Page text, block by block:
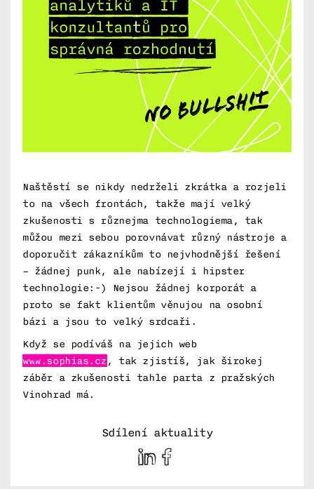
Naštěstí se nikdy nedrželi zkrátka a rozjeli
to na všech frontách, takže mají velký
zkušenosti s různejma technologiema, tak
můžou mezi sebou porovnávat různý nástroje a
doporučit zákazníkům to nejvhodnější řešení
– žádnej punk, ale nabízejí i hipster
technologie:-) Nejsou žádnej korporát a
proto se fakt klientům věnujou na osobní
bázi a jsou to velký srdcaři.
Když se podíváš na jejich web
www.sophias.cz, tak zjistíš, jak širokej
záběr a zkušenosti tahle parta z pražských
Vinohrad má.
Sdílení aktuality